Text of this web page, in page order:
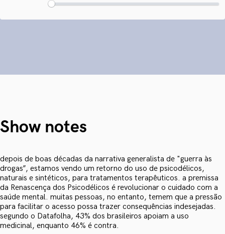
Show notes
depois de boas décadas da narrativa generalista de "guerra às
drogas”, estamos vendo um retorno do uso de psicodélicos,
naturais e sintéticos, para tratamentos terapêuticos. a premissa
da Renascença dos Psicodélicos é revolucionar o cuidado com a
saúde mental. muitas pessoas, no entanto, temem que a pressão
para facilitar o acesso possa trazer consequências indesejadas.
segundo o Datafolha, 43% dos brasileiros apoiam a uso
medicinal, enquanto 46% é contra.